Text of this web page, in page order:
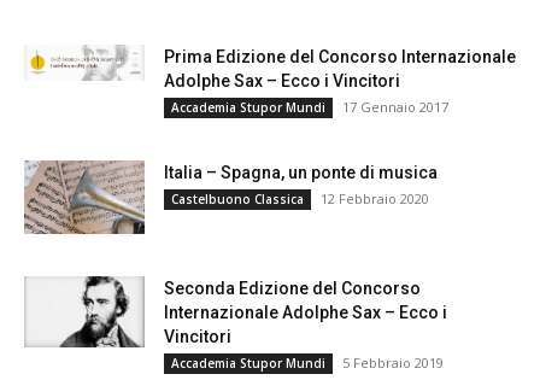
Prima Edizione del Concorso Internazionale
Adolphe Sax – Ecco i Vincitori
Accademia Stupor Mundi 17 Gennaio 2017
Italia – Spagna, un ponte di musica
Castelbuono Classica 12 Febbraio 2020
Seconda Edizione del Concorso
Internazionale Adolphe Sax – Ecco i
Vincitori
Accademia Stupor Mundi 5 Febbraio 2019